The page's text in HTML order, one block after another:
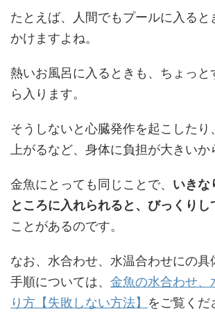
たとえば、人間でもプールに入ると
かけますよね。
熱いお風呂に入るときも、ちょっと
ら入ります。
そうしないと心臓発作を起こしたり
上がるなど、身体に負担が大きいか
金魚にとっても同じことで、 いきな
ところに入れられると、びっくりし
ことがあるのです。
なお、水合わせ、水温合わせにの具
手順については、 金魚の水合わせ、
り方【失敗しない方法】 をご覧くだ